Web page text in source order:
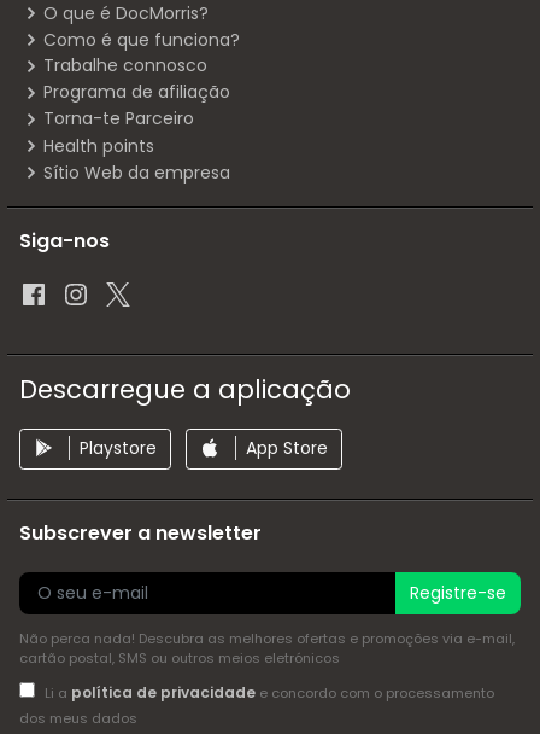
O que é DocMorris?
Como é que funciona?
Trabalhe connosco
Programa de afiliação
Torna-te Parceiro
Health points
Sítio Web da empresa
Siga-nos
Descarregue a aplicação
Playstore App Store
Subscrever a newsletter
Registre-se
Não perca nada! Descubra as melhores ofertas e promoções via e-mail,
cartão postal, SMS ou outros meios eletrónicos
Li a política de privacidadee concordo com o processamento
dos meus dados